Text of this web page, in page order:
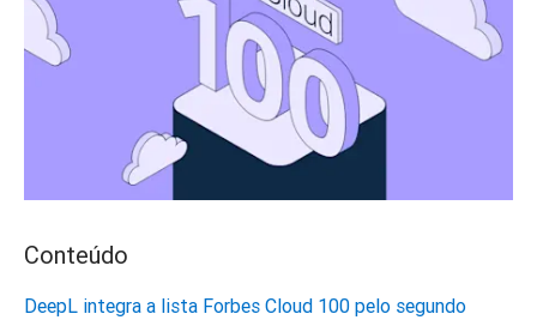
Conteúdo
DeepL integra a lista Forbes Cloud 100 pelo segundo